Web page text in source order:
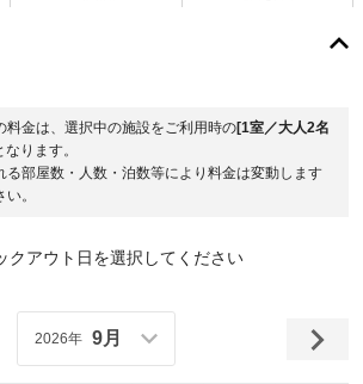
料金は、選択中の施設をご利用時の[1室／大人2名
なります。
る部屋数・人数・泊数等により料金は変動します
。
クアウト日を選択してください
2026年 9月